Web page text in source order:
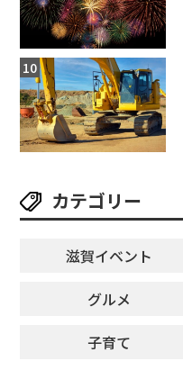
カテゴリー
滋賀イベント
グルメ
子育て